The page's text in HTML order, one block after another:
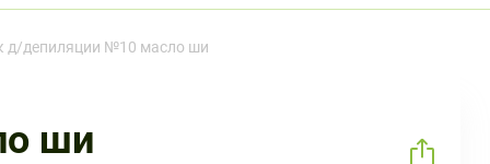
Войти
д/депиляции №10 масло ши
ши